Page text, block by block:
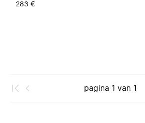
283 €
pagina 1 van 1